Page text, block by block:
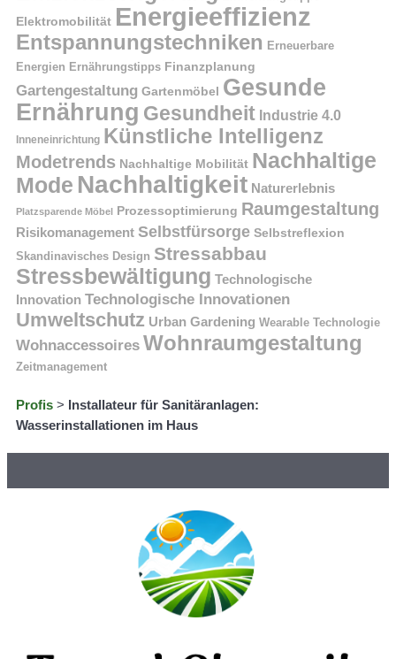
Elektromobilität Energieeffizienz
Entspannungstechniken Erneuerbare
Energien Ernährungstipps Finanzplanung
Gartengestaltung Gartenmöbel Gesunde
Ernährung Gesundheit Industrie 4.0
Inneneinrichtung Künstliche Intelligenz
Modetrends Nachhaltige Mobilität Nachhaltige
Mode Nachhaltigkeit Naturerlebnis
Platzsparende Möbel Prozessoptimierung Raumgestaltung
Risikomanagement Selbstfürsorge Selbstreflexion
Skandinavisches Design Stressabbau
Stressbewältigung Technologische
Innovation Technologische Innovationen
Umweltschutz Urban Gardening Wearable Technologie
Wohnaccessoires Wohnraumgestaltung
Zeitmanagement
Profis > Installateur für Sanitäranlagen:
Wasserinstallationen im Haus